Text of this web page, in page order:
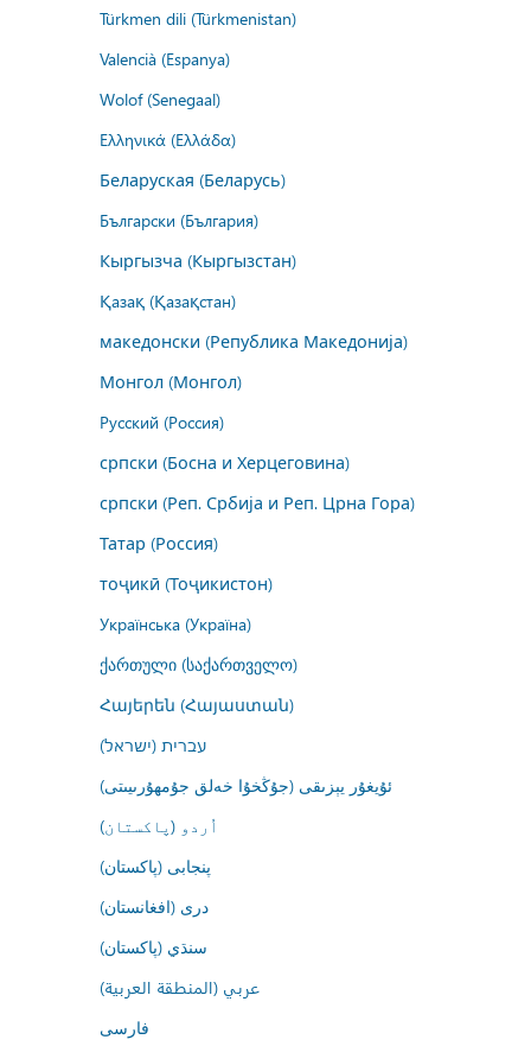
Türkmen dili (Türkmenistan)
Valencià (Espanya)
Wolof (Senegaal)
Ελληνικά (Ελλάδα)
Беларуская (Беларусь)
Български (България)
Кыргызча (Кыргызстан)
Қазақ (Қазақстан)
македонски (Република Македонија)
Монгол (Монгол)
Русский (Россия)
српски (Босна и Херцеговина)
српски (Реп. Србија и Реп. Црна Гора)
Татар (Россия)
тоҷикӣ (Тоҷикистон)
Українська (Україна)
ქართული (საქართველო)
Հայերեն (Հայաստան)
עברית (ישראל)
ئۇيغۇر يېزىقى (جۇڭخۇا خەلق جۇمھۇرىيىتى)
اُردو (پاکستان)
پنجابی (پاکستان)
درى (افغانستان)
سنڌي (پاکستان)
عربي (المنطقة العربية)
فارسى